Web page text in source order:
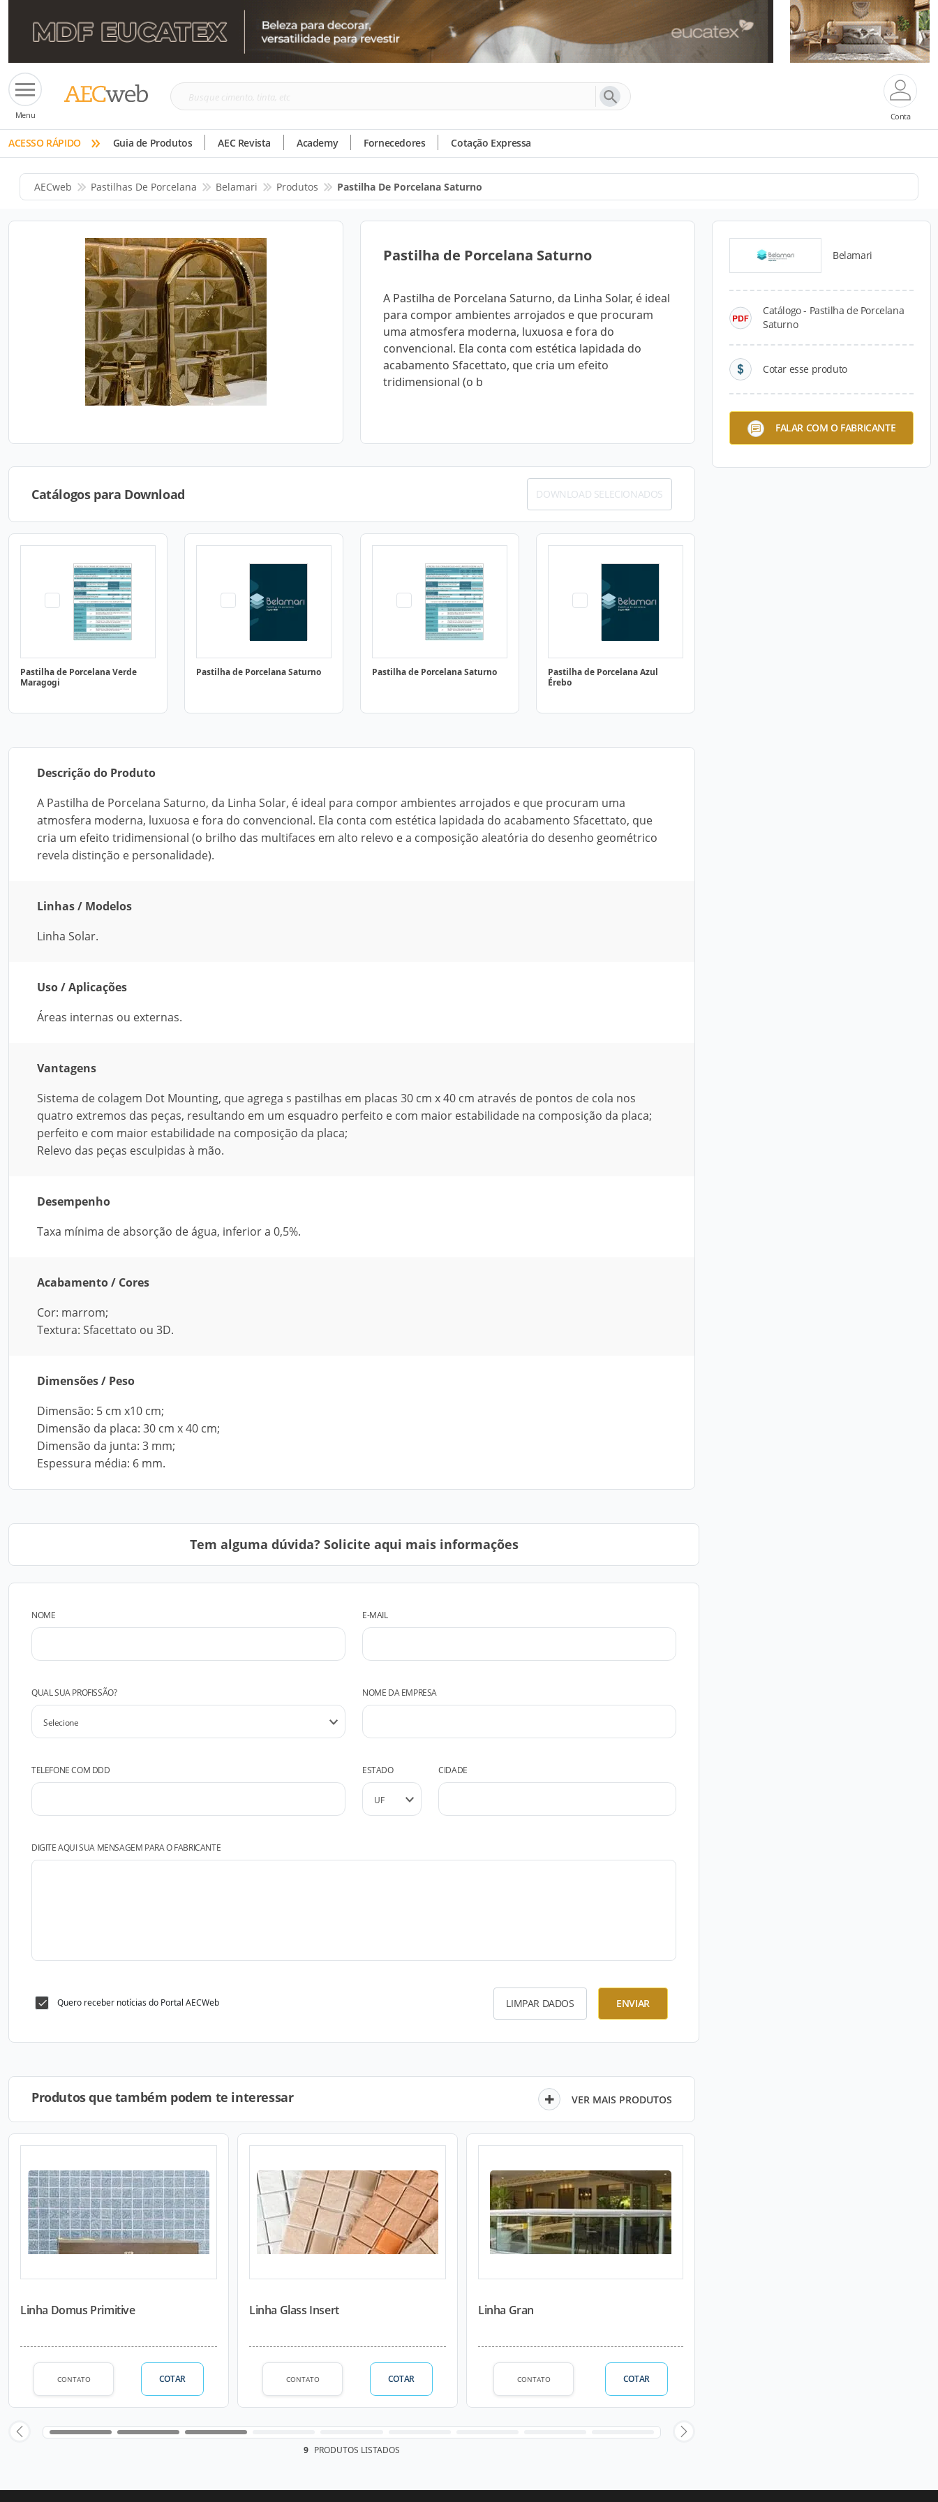
Menu
Busque
tinta,
etc
Conta
ACESSO RÁPIDO » Guia de Produtos AEC Revista Academy Fornecedores Cotação Expressa
AECweb Pastilhas De Porcelana Belamari Produtos Pastilha De Porcelana Saturno
Pastilha de Porcelana Saturno
A Pastilha de Porcelana Saturno, da Linha Solar, é ideal
para compor ambientes arrojados e que procuram
uma atmosfera moderna, luxuosa e fora do
convencional. Ela conta com estética lapidada do
acabamento Sfacettato, que cria um efeito
tridimensional (o b
Belamari
Catálogo - Pastilha de Porcelana
Saturno
Cotar esse produto
FALAR COM O FABRICANTE
Catálogos para Download DOWNLOAD SELECIONADOS
Pastilha de Porcelana Verde
Maragogi
Pastilha de Porcelana Saturno Pastilha de Porcelana Saturno
Pastilha de Porcelana Azul
Érebo
Descrição do Produto
A Pastilha de Porcelana Saturno, da Linha Solar, é ideal para compor ambientes arrojados e que procuram uma
atmosfera moderna, luxuosa e fora do convencional. Ela conta com estética lapidada do acabamento Sfacettato, que
cria um efeito tridimensional (o brilho das multifaces em alto relevo e a composição aleatória do desenho geométrico
revela distinção e personalidade).
Linhas / Modelos
Linha Solar.
Uso / Aplicações
Áreas internas ou externas.
Vantagens
Sistema de colagem Dot Mounting, que agrega s pastilhas em placas 30 cm x 40 cm através de pontos de cola nos
quatro extremos das peças, resultando em um esquadro perfeito e com maior estabilidade na composição da placa;
perfeito e com maior estabilidade na composição da placa;
Relevo das peças esculpidas à mão.
Desempenho
Taxa mínima de absorção de água, inferior a 0,5%.
Acabamento / Cores
Cor: marrom;
Textura: Sfacettato ou 3D.
Dimensões / Peso
Dimensão: 5 cm x10 cm;
Dimensão da placa: 30 cm x 40 cm;
Dimensão da junta: 3 mm;
Espessura média: 6 mm.
Tem alguma dúvida? Solicite aqui mais informações
NOME E-MAIL
QUAL SUA PROFISSÃO? NOME DA EMPRESA
TELEFONE COM DDD ESTADO CIDADE
DIGITE AQUI SUA MENSAGEM PARA O FABRICANTE
Quero receber notícias do Portal AECWeb LIMPAR DADOS ENVIAR
Produtos que também podem te interessar VER MAIS PRODUTOS
Linha Domus Primitive
CONTATO COTAR
Linha Glass Insert
CONTATO COTAR
Linha Gran
CONTATO COTAR
9 PRODUTOS LISTADOS